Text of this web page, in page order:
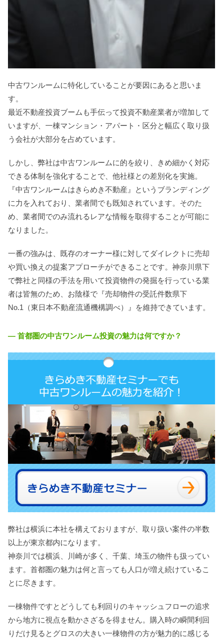
中古ワンルームに特化していることが要因にあると思いま
す。
最近不動産投資ブームも手伝って投資不動産業者が増加して
いますが、一棟マンション・アパート・区分と幅広く取り扱
う会社が大部分を占めています。
しかし、弊社は中古ワンルームに的を絞り、きめ細かく対応
できる体制を強化することで、他社様との差別化を実施。
『中古ワンルームはきらめき不動産』というブランディング
に力を入れており、業者間でも既知されています。そのた
め、業者間でのみ流れるレアな情報を取得することが可能に
なりました。
一番の強みは、既存のオーナー様に対してダイレクトに売却
や買い換えの提案アプローチができることです。神奈川県下
で弊社と同様の手法を用いて投資物件の発掘を行っている業
者は皆無のため、お陰様で『売却物件の受託件数県下
No.1（東日本不動産流通機構調べ）』を維持できています。
― 首都圏の中古ワンルーム投資の魅力は何ですか？
弊社は横浜に本社を構えておりますが、取り扱い案件の半数
以上が東京都内になります。
神奈川では横浜、川崎が多く、千葉、埼玉の物件も扱ってい
ます。首都圏の魅力は何と言っても人口が増え続けているこ
とに尽きます。
一棟物件ですとどうしても利回りのキャッシュフローの追求
から地方に視点を動かさざるを得ません。購入時の瞬間利回
りだけ見るとグロスの大きい一棟物件の方が魅力的に感じる